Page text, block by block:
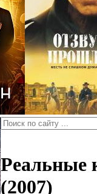
Реальные
(2007)